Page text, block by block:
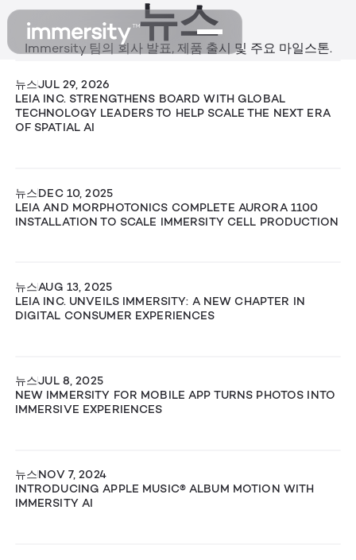
뉴스
Immersity 팀의 회사 발표, 제품 출시 및 주요 마일스톤.
뉴스JUL 29, 2026
LEIA INC. STRENGTHENS BOARD WITH GLOBAL
TECHNOLOGY LEADERS TO HELP SCALE THE NEXT ERA
OF SPATIAL AI
뉴스DEC 10, 2025
LEIA AND MORPHOTONICS COMPLETE AURORA 1100
INSTALLATION TO SCALE IMMERSITY CELL PRODUCTION
뉴스AUG 13, 2025
LEIA INC. UNVEILS IMMERSITY: A NEW CHAPTER IN
DIGITAL CONSUMER EXPERIENCES
뉴스JUL 8, 2025
NEW IMMERSITY FOR MOBILE APP TURNS PHOTOS INTO
IMMERSIVE EXPERIENCES
뉴스NOV 7, 2024
INTRODUCING APPLE MUSIC® ALBUM MOTION WITH
IMMERSITY AI